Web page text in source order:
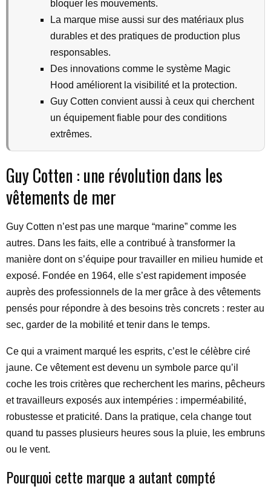
bloquer les mouvements.
La marque mise aussi sur des matériaux plus
durables et des pratiques de production plus
responsables.
Des innovations comme le système Magic
Hood améliorent la visibilité et la protection.
Guy Cotten convient aussi à ceux qui cherchent
un équipement fiable pour des conditions
extrêmes.
Guy Cotten : une révolution dans les
vêtements de mer
Guy Cotten n’est pas une marque “marine” comme les
autres. Dans les faits, elle a contribué à transformer la
manière dont on s’équipe pour travailler en milieu humide et
exposé. Fondée en 1964, elle s’est rapidement imposée
auprès des professionnels de la mer grâce à des vêtements
pensés pour répondre à des besoins très concrets : rester au
sec, garder de la mobilité et tenir dans le temps.
Ce qui a vraiment marqué les esprits, c’est le célèbre ciré
jaune. Ce vêtement est devenu un symbole parce qu’il
coche les trois critères que recherchent les marins, pêcheurs
et travailleurs exposés aux intempéries : imperméabilité,
robustesse et praticité. Dans la pratique, cela change tout
quand tu passes plusieurs heures sous la pluie, les embruns
ou le vent.
Pourquoi cette marque a autant compté